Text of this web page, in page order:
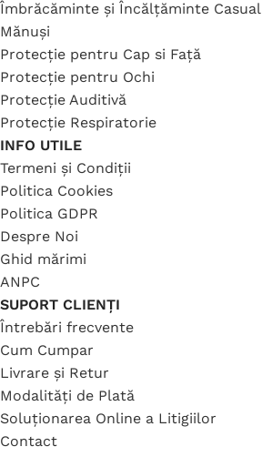
Îmbrăcăminte și Încălțăminte Casual
Mănuși
Protecție pentru Cap si Față
Protecție pentru Ochi
Protecție Auditivă
Protecție Respiratorie
INFO UTILE
Termeni și Condiții
Politica Cookies
Politica GDPR
Despre Noi
Ghid mărimi
ANPC
SUPORT CLIENȚI
Întrebări frecvente
Cum Cumpar
Livrare și Retur
Modalități de Plată
Soluționarea Online a Litigiilor
Contact